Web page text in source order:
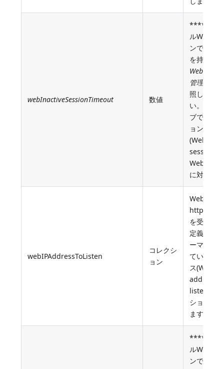
webInactiveSessionTimeout 数値
****スケ
ルWeb セ
ンでは特
を持ちま
Webセッ
管理(旧式)
照してく
い。**ア
ブでない
ョンの保
(Web
session
Web オプ
に対応し
webIPAddressToListen
コレクシ
ョン
Web サー
http リク
を受け付
定義され
ーマット"
ているIP
ス(Web IP
address
listen
ションに
ます)
****スケ
ルWeb セ
ンでは特